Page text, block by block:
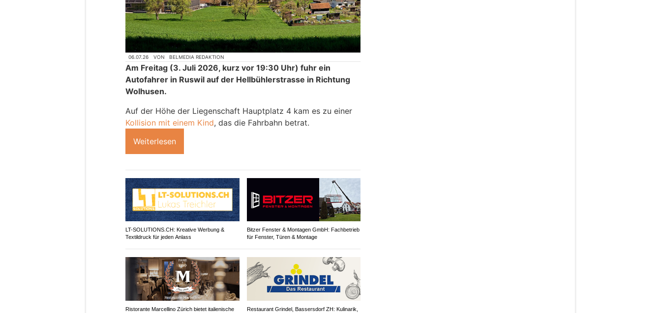
06.07.26 VON BELMEDIA REDAKTION
Am Freitag (3. Juli 2026, kurz vor 19:30 Uhr) fuhr ein
Autofahrer in Ruswil auf der Hellbühlerstrasse in Richtung
Wolhusen.
Auf der Höhe der Liegenschaft Hauptplatz 4 kam es zu einer
Kollision mit einem Kind, das die Fahrbahn betrat.
Weiterlesen
LT-SOLUTIONS.CH: Kreative Werbung &
Textildruck für jeden Anlass
Bitzer Fenster & Montagen GmbH: Fachbetrieb
für Fenster, Türen & Montage
Ristorante Marcellino Zürich bietet italienische
Restaurant Grindel, Bassersdorf ZH: Kulinarik,